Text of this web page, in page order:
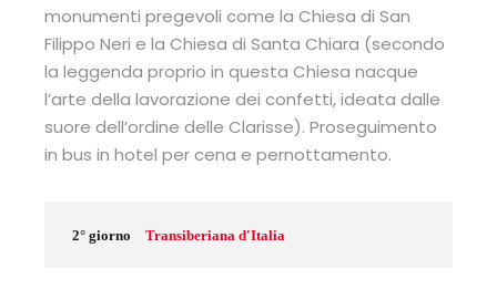
monumenti pregevoli come la Chiesa di San
Filippo Neri e la Chiesa di Santa Chiara (secondo
la leggenda proprio in questa Chiesa nacque
l’arte della lavorazione dei confetti, ideata dalle
suore dell’ordine delle Clarisse). Proseguimento
in bus in hotel per cena e pernottamento.
2° giorno Transiberiana d'Italia